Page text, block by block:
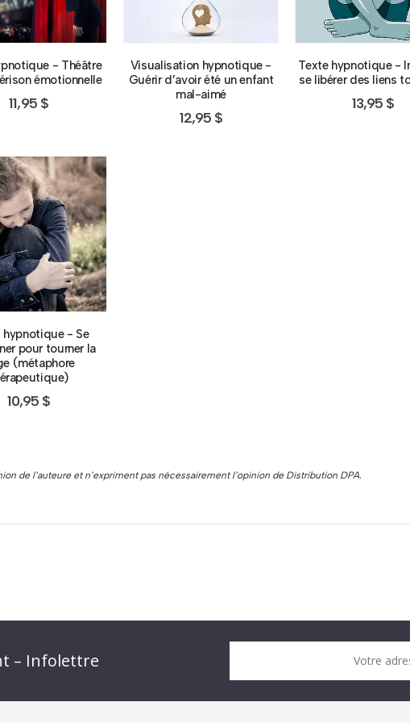
- Théâtre
émotionnelle
11,95 $
Visualisation hypnotique -
Guérir d’avoir été un enfant
mal-aimé
12,95 $
Texte hypnotique -
se libérer des liens
13,95 $
hypnotique - Se
pour tourner la
(métaphore
10,95 $
de l’auteure et n’expriment pas nécessairement l’opinion de Distribution DPA.
– Infolettre
Votre